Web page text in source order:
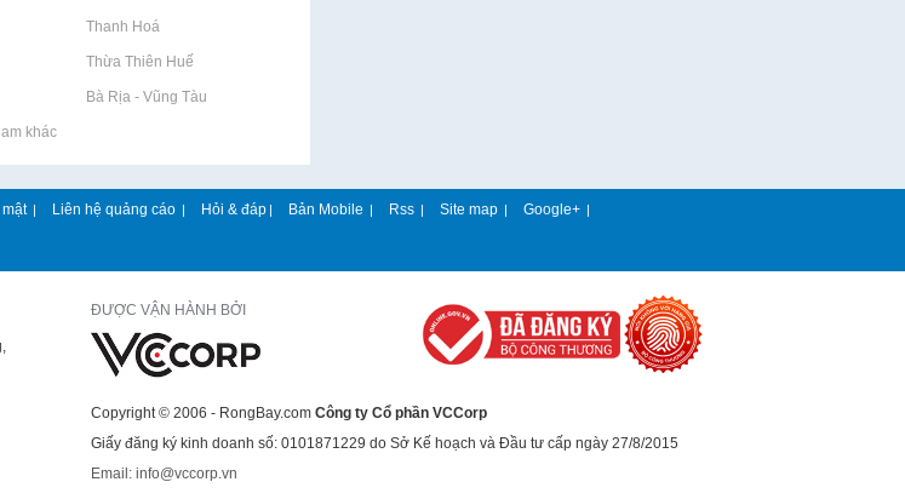
Rao vặt tại Thanh Hoá
Rao vặt tại Thừa Thiên Huế
Rao vặt tại Bà Rịa - Vũng Tàu
khác
| Liên hệ quảng cáo | Hỏi & đáp | Bản Mobile | Rss | Site map | Google+ |
ĐƯỢC VẬN HÀNH BỞI
Copyright © 2006 - RongBay.com Công ty Cổ phần VCCorp
Giấy đăng ký kinh doanh số: 0101871229 do Sở Kế hoạch và Đầu tư cấp ngày 27/8/2015
Email: info@vccorp.vn